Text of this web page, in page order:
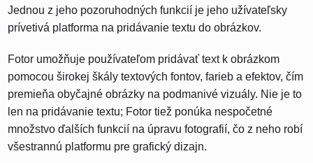
Jednou z jeho pozoruhodných funkcií je jeho užívateľsky
prívetivá platforma na pridávanie textu do obrázkov.
Fotor umožňuje používateľom pridávať text k obrázkom
pomocou širokej škály textových fontov, farieb a efektov, čím
premieňa obyčajné obrázky na podmanivé vizuály. Nie je to
len na pridávanie textu; Fotor tiež ponúka nespočetné
množstvo ďalších funkcií na úpravu fotografií, čo z neho robí
všestrannú platformu pre grafický dizajn.